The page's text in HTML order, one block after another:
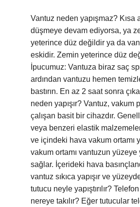
Vantuz neden yapışmaz? Kısa
düşmeye devam ediyorsa, ya
yeterince düz değildir ya da
eskidir. Zemin yeterince düz
İpucumuz: Vantuza biraz saç
ardından vantuzu hemen
bastırın. En az 2 saat sonra
neden yapışır? Vantuz, vakum
çalışan basit bir cihazdır.
veya benzeri elastik
ve içindeki hava vakum ortamı
vakum ortamı vantuzun yüzeye
sağlar. İçerideki hava
vantuz sıkıca yapışır ve
tutucu neyle yapıştırılır?
nereye takılır? Eğer tutucular